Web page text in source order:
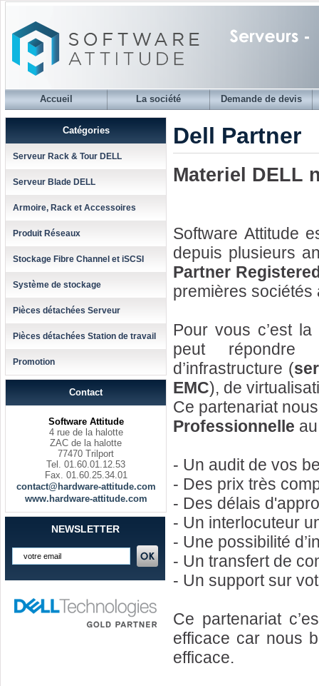
Accueil La société Demande de devis
Catégories
Serveur Rack & Tour DELL
Serveur Blade DELL
Armoire, Rack et Accessoires
Produit Réseaux
Stockage Fibre Channel et iSCSI
Système de stockage
Pièces détachées Serveur
Pièces détachées Station de travail
Promotion
Contact
Software Attitude
4 rue de la halotte
ZAC de la halotte
77470 Trilport
Tel. 01.60.01.12.53
Fax. 01.60.25.34.01
contact@hardware-attitude.com
www.hardware-attitude.com
NEWSLETTER
Dell Partner
Materiel DELL
Software Attitude
depuis plusieurs
Partner
premières sociétés
Pour vous c’est
peut répondre
d’infrastructure (
EMC), de
Ce partenariat
Professionnelle
- Un audit de vos
- Des prix très
- Des délais
- Un interlocuteur
- Une possibilité
- Un transfert de
- Un support sur
Ce partenariat
efficace car nous
efficace.